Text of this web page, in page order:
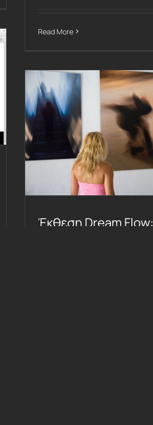
Read More
Έκθεση Dream Flow: